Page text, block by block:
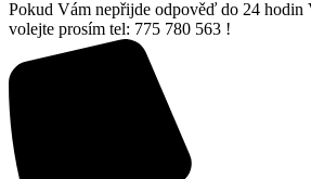
Pokud Vám nepřijde odpověď do 24 hodin
volejte prosím tel: 775 780 563 !